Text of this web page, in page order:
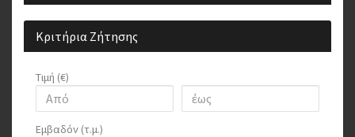
Κριτήρια Ζήτησης
Τιμή (€)
Εμβαδόν (τ.μ.)